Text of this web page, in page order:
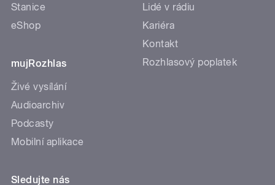
Stanice
eShop
mujRozhlas
Živé vysílání
Audioarchiv
Podcasty
Mobilní aplikace
Lidé v rádiu
Kariéra
Kontakt
Rozhlasový poplatek
Sledujte nás